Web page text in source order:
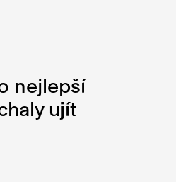
nejlepší
ujít